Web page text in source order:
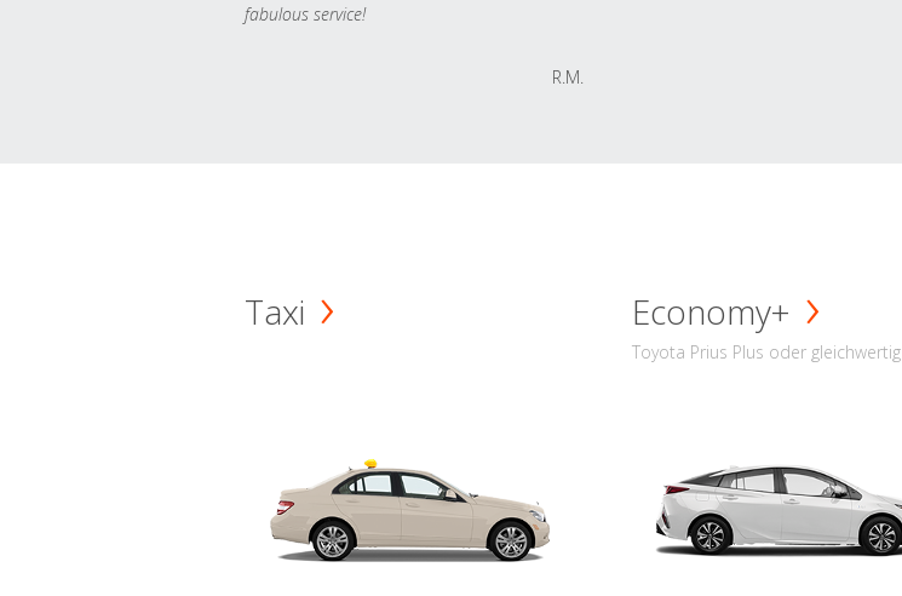
fabulous service!
R.M.
Taxi Economy+
Toyota Prius Plus oder gleichwertig